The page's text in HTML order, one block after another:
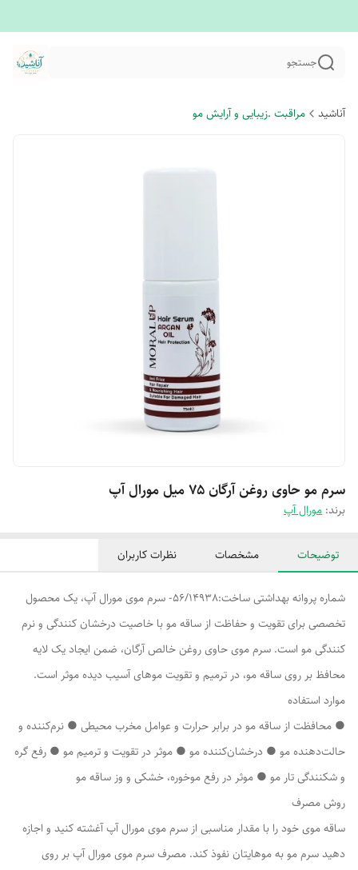
جستجو
آناشید مراقبت .زیبایی و آرایش مو
سرم مو حاوی روغن آرگان ۷۵ میل مورال آپ
برند: مورال آپ
توضیحات مشخصات نظرات کاربران
شماره پروانه بهداشتی ساخت:56/14938- سرم موی مورال آپ، یک محصول
تخصصی برای تقویت و حفاظت از ساقه مو با خاصیت درخشان کنندگی و نرم
کنندگی مو است. سرم موی حاوی روغن خالص آرگان، ضمن ایجاد یک لایه
محافظ بر روی ساقه مو، در ترمیم و تقویت موهای آسیب دیده موثر است.
موارد استفاده
● محافظت از ساقه مو در برابر حرارت و عوامل مخرب محیطی ● نرم‌کننده و
حالت‌دهنده مو ● درخشان‌کننده مو ● موثر در تقویت و ترمیم مو ● رفع گره
و شکنندگی تار مو ● موثر در رفع موخوره، خشکی و وز ساقه مو
روش مصرف
ساقه موی خود را با مقدار مناسبی از سرم موی مورال آپ آغشته کنید و اجازه
دهید سرم مو به موهایتان نفوذ کند. مصرف سرم موی مورال آپ بر روی